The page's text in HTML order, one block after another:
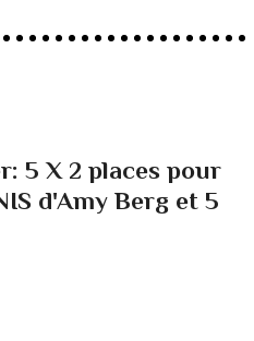
5 X 2 places pour
d'Amy Berg et 5